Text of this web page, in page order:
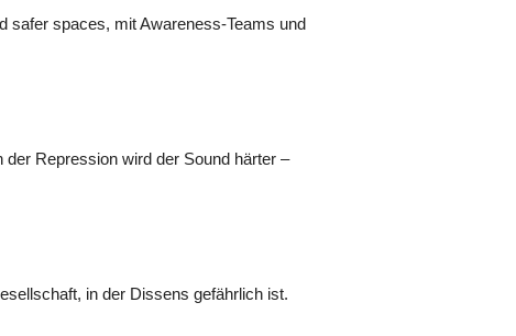
safer spaces, mit Awareness-Teams und
Repression wird der Sound härter –
in der Dissens gefährlich ist.